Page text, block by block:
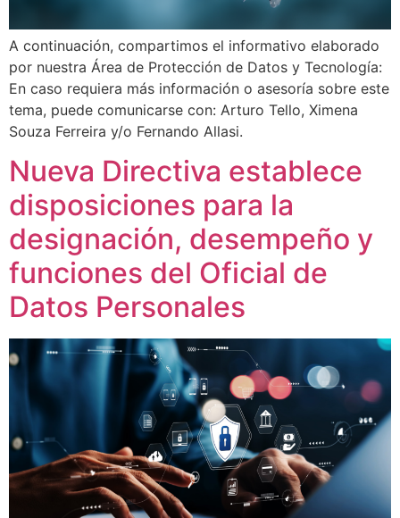
A continuación, compartimos el informativo elaborado
por nuestra Área de Protección de Datos y Tecnología:
En caso requiera más información o asesoría sobre este
tema, puede comunicarse con: Arturo Tello, Ximena
Souza Ferreira y/o Fernando Allasi.
Nueva Directiva establece
disposiciones para la
designación, desempeño y
funciones del Oficial de
Datos Personales